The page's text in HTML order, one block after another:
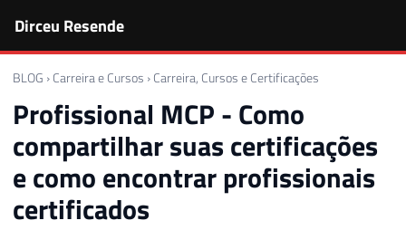
Dirceu Resende
BLOG › Carreira e Cursos › Carreira, Cursos e Certificações
Profissional MCP - Como
compartilhar suas certificações
e como encontrar profissionais
certificados